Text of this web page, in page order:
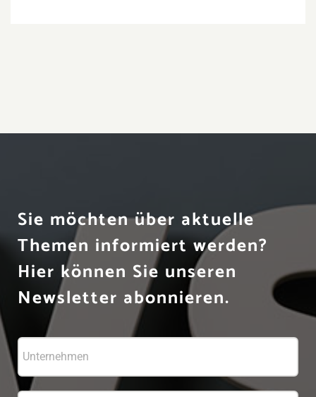
Sie möchten über aktuelle
Themen informiert werden?
Hier können Sie unseren
Newsletter abonnieren.